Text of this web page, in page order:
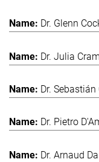
Dr. Glenn
Dr. Julia
Dr. Sebastián
Dr. Pietro
Dr. Arnaud